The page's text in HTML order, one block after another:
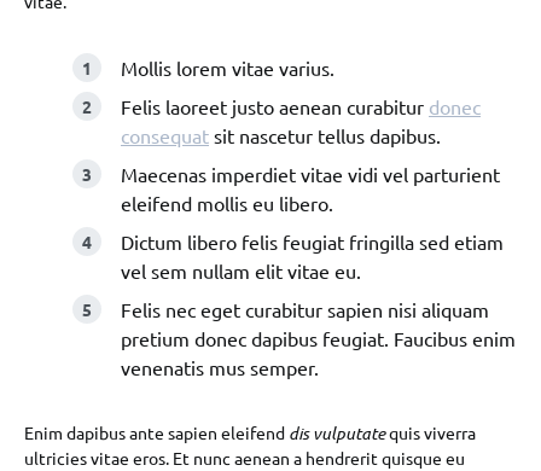
Mollis lorem vitae varius.
Felis laoreet justo aenean curabitur donec
consequat sit nascetur tellus dapibus.
Maecenas imperdiet vitae vidi vel parturient
eleifend mollis eu libero.
Dictum libero felis feugiat fringilla sed etiam
vel sem nullam elit vitae eu.
Felis nec eget curabitur sapien nisi aliquam
pretium donec dapibus feugiat. Faucibus enim
venenatis mus semper.
Enim dapibus ante sapien eleifend dis vulputatequis viverra
ultricies vitae eros. Et nunc aenean a hendrerit quisque eu